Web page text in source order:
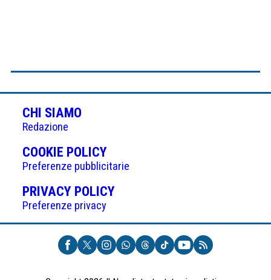
CHI SIAMO
Redazione
COOKIE POLICY(APRE
IN
UNA
NUOVA
Preferenze pubblicitarie
PRIVACY POLICY(APRE
UNA
NUOVA
SCHEDA)
Preferenze privacy